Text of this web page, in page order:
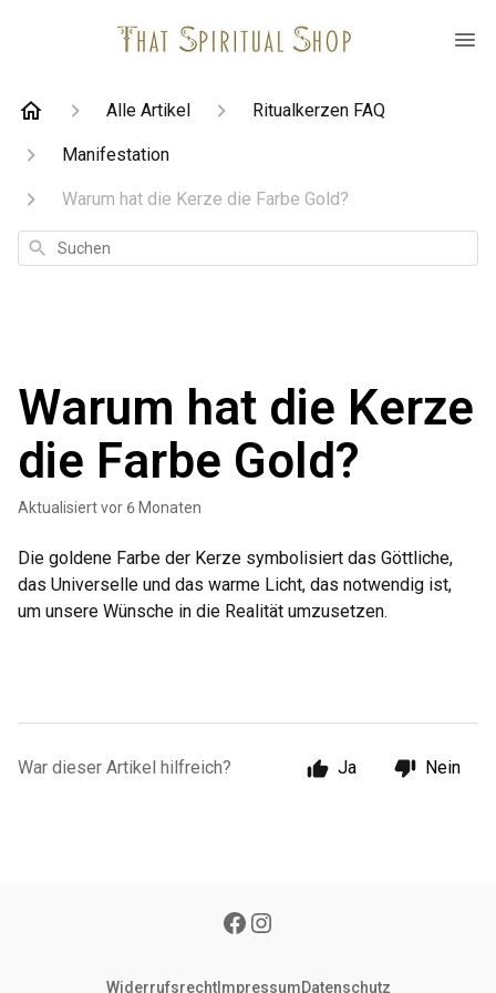
Alle Artikel Ritualkerzen FAQ
Manifestation
Warum hat die Kerze die Farbe Gold?
Suchen
Warum hat die Kerze
die Farbe Gold?
Aktualisiertvor 6 Monaten
Die goldene Farbe der Kerze symbolisiert das Göttliche,
das Universelle und das warme Licht, das notwendig ist,
um unsere Wünsche in die Realität umzusetzen.
War dieser Artikel hilfreich? Ja Nein
WiderrufsrechtImpressumDatenschutz